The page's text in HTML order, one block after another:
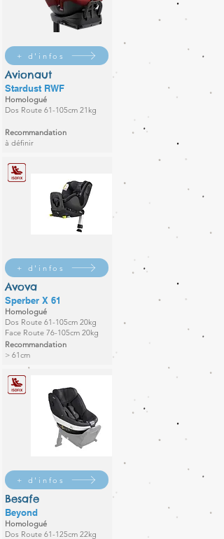
+ d'infos
Avionaut
Stardust RWF
Homologué
Dos Route 61-105cm 21kg
Recommandation
à définir
+ d'infos
Avova
Sperber X 61
Homologué
Dos Route 61-105cm 20kg
Face Route 76-105cm 20kg
Recommandation
> 61cm
+ d'infos
Besafe
Beyond
Homologué
Dos Route 61-125cm 22kg